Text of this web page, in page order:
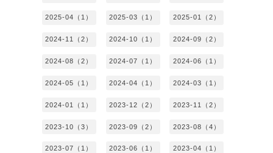
2025-04（1） 2025-03（1） 2025-01（2）
2024-11（2） 2024-10（1） 2024-09（2）
2024-08（2） 2024-07（1） 2024-06（1）
2024-05（1） 2024-04（1） 2024-03（1）
2024-01（1） 2023-12（2） 2023-11（2）
2023-10（3） 2023-09（2） 2023-08（4）
2023-07（1） 2023-06（1） 2023-04（1）